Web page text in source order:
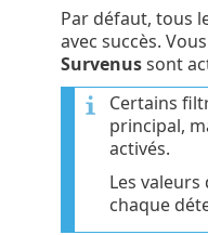
Par défaut, tous
avec succès.
Survenussont
Certains
principal,
activés.
Les
chaque